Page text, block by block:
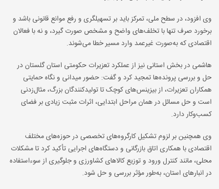
وی افزود، در سطح ملی، تمرکز باید بر تسهیلگری و رفع موانع قانونی باشد و
برخورد صرف تنها با تخلف‌های واضح و مشخص صورت گیرد، و نه با فعالان
اقتصادی که به‌صورت غیرعمد وارد مسیر خطا می‌شوند.
هاشمی در بخش استانی نیز از عملکرد تعزیرات حکومتی استان گلستان در
حل و بررسی پرونده‌ها تمجید کرد و گفت: حضور میدانی و نگاه حمایتی
همکاران تعزیرات، از بیزینس‌های کوچک تا تولیدکنندگان بزرگ، مثال‌زدنی
است و حل مسائل در همان مراحل ابتدایی، اثرات مثبت زیادی بر فضای
کسب‌وکار دارد.
وی همچنین بر لزوم تشکیل کارگروه‌های تخصصی در حوزه‌های مختلف
اقتصادی با همکاری اتاق بازرگانی و دستگاه‌های اجرایی تأکید کرد تا مشکلات
محلی، مانند کنترل ورود و توزیع کالاهای کشاورزی و جلوگیری از سوءاستفاده
در انبارهای استان، به‌طور مؤثر بررسی و حل شود.